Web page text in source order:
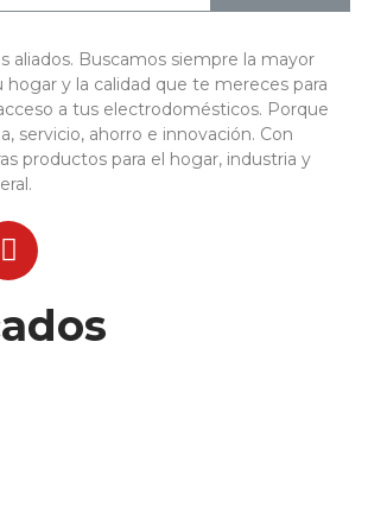
aliados. Buscamos siempre la mayor
hogar y la calidad que te mereces para
a tus electrodomésticos. Porque
servicio, ahorro e innovación. Con
productos para el hogar, industria y